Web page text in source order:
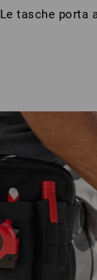
Le tasche porta